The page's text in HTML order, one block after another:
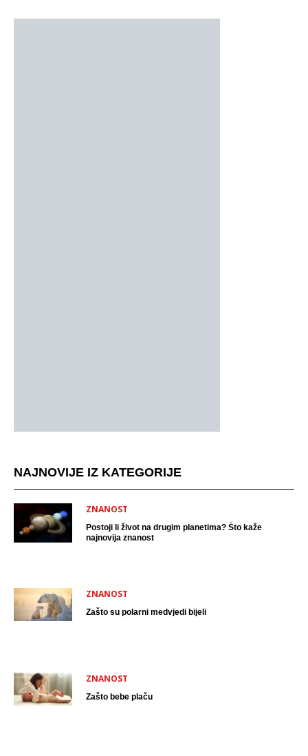
NAJNOVIJE IZ KATEGORIJE
ZNANOST
Postoji li život na drugim planetima? Što kaže
najnovija znanost
ZNANOST
Zašto su polarni medvjedi bijeli
ZNANOST
Zašto bebe plaču